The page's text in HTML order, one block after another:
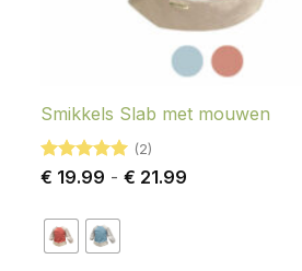
Smikkels Slab met mouwen
Gewaardeerd
(2)
€ 19.99 - € 21.99Prijsklasse: